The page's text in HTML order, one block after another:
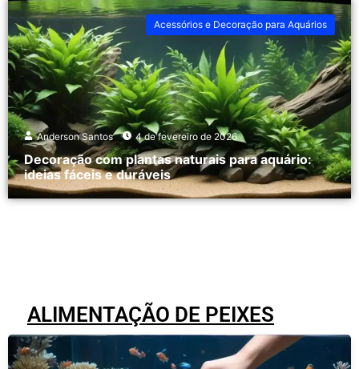
Anderson Santos 4 de fevereiro de 2026
Decoração com plantas naturais para aquário:
ideias fáceis e duráveis
Acessórios e Decoração para Aquários
ALIMENTAÇÃO DE PEIXES